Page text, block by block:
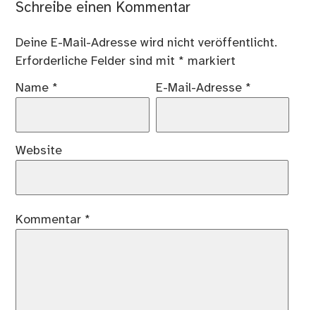
Schreibe einen Kommentar
Deine E-Mail-Adresse wird nicht veröffentlicht.
Erforderliche Felder sind mit * markiert
Name * E-Mail-Adresse *
Website
Kommentar *